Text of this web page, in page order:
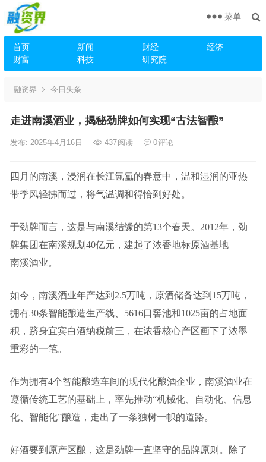
首页 新闻 财经
经济
财富
科技 研究院
菜单
融资界 今日头条
走进南溪酒业，揭秘劲牌如何实现“古法智酿”
发布: 2025年4月16日 437阅读 0评论
四月的南溪，浸润在长江氤氲的春意中，温和湿润的亚热
带季风轻拂而过，将气温调和得恰到好处。
于劲牌而言，这是与南溪结缘的第13个春天。2012年，劲
牌集团在南溪规划40亿元，建起了浓香地标原酒基地——
南溪酒业。
如今，南溪酒业年产达到2.5万吨，原酒储备达到15万吨，
拥有30条智能酿造生产线、5616口窖池和1025亩的占地面
积，跻身宜宾白酒纳税前三，在浓香核心产区画下了浓墨
重彩的一笔。
作为拥有4个智能酿造车间的现代化酿酒企业，南溪酒业在
遵循传统工艺的基础上，率先推动“机械化、自动化、信息
化、智能化”酿造，走出了一条独树一帜的道路。
好酒要到原产区酿，这是劲牌一直坚守的品牌原则。除了